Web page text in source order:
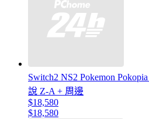
Switch2 NS2 Pokemon
說 Z-A + 周邊
$18,580
$18,580